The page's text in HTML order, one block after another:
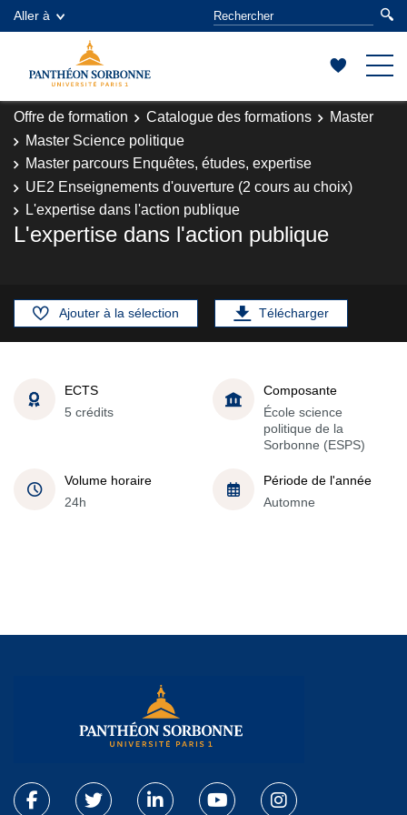
Aller à
Offre de formation Catalogue des formations
Master
Master Science politique
Master parcours Enquêtes, études, expertise
UE2 Enseignements d'ouverture (2 cours au choix)
L'expertise dans l'action publique
L'expertise dans l'action publique
Ajouter à la sélection Télécharger
ECTS
5 crédits
Composante
École science
politique de la
Sorbonne (ESPS)
Volume horaire
24h
Période de l'année
Automne